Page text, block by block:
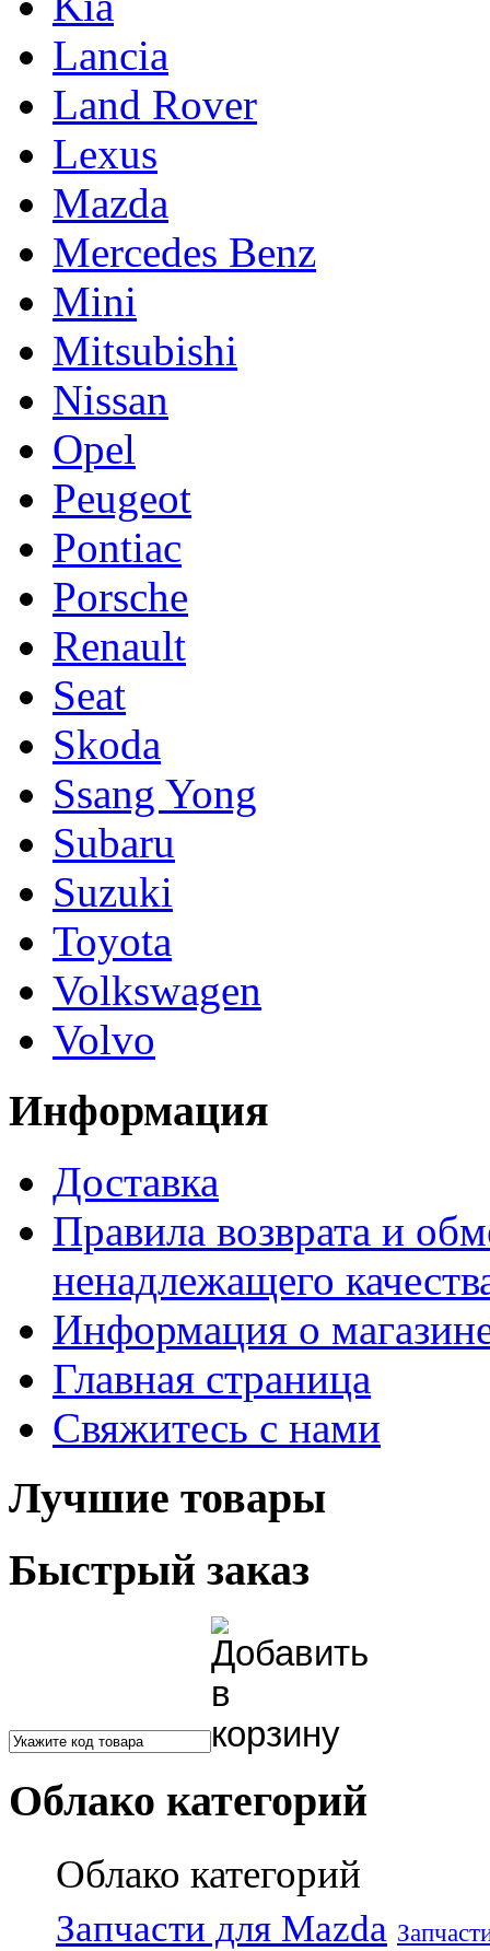
Lancia
Land Rover
Lexus
Mazda
Mercedes Benz
Mini
Mitsubishi
Nissan
Opel
Peugeot
Pontiac
Porsche
Renault
Seat
Skoda
Ssang Yong
Subaru
Suzuki
Toyota
Volkswagen
Volvo
Информация
Доставка
Правила возврата и
ненадлежащего
Информация о
Главная страница
Свяжитесь с нами
Лучшие товары
Быстрый заказ
Облако категорий
Облако категорий
Запчасти для Mazda